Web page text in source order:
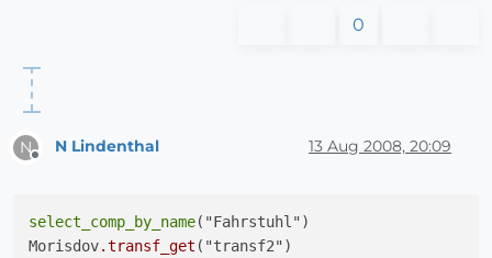
0
N N Lindenthal 13 Aug 2008, 20:09
select_comp_by_name("Fahrstuhl")
Morisdov.transf_get ("transf2")